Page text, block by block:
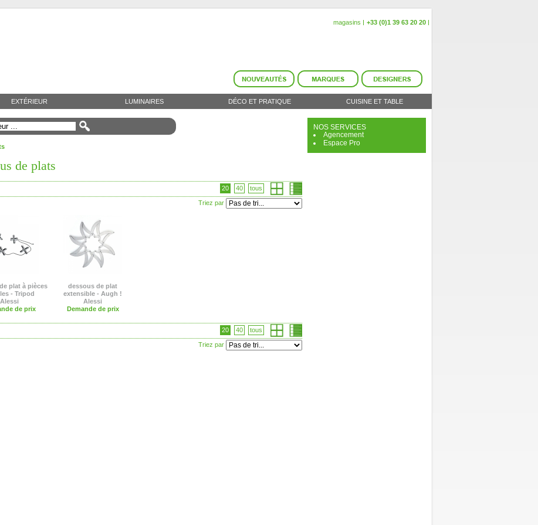
magasins +33 (0)1 39 63 20 20
EXTÉRIEUR LUMINAIRES DÉCO ET PRATIQUE CUISINE ET TABLE
NOS SERVICES
Agencement
Espace Pro
de plats
Triez par
20 40 tous
plat à pièces
- Tripod
Alessi
de prix
dessous de plat
extensible - Augh !
Alessi
Demande de prix
Triez par
20 40 tous